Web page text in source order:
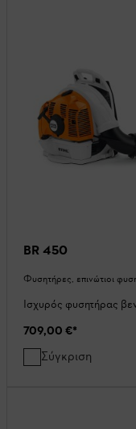
BR 450
Φυσητήρες, επινώτιοι
Ισχυρός φυσητήρας
709,00 €*
Σύγκριση